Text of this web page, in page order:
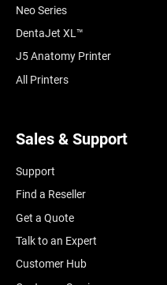
Neo Series
DentaJet XL™
J5 Anatomy Printer
All Printers
Sales & Support
Support
Find a Reseller
Get a Quote
Talk to an Expert
Customer Hub